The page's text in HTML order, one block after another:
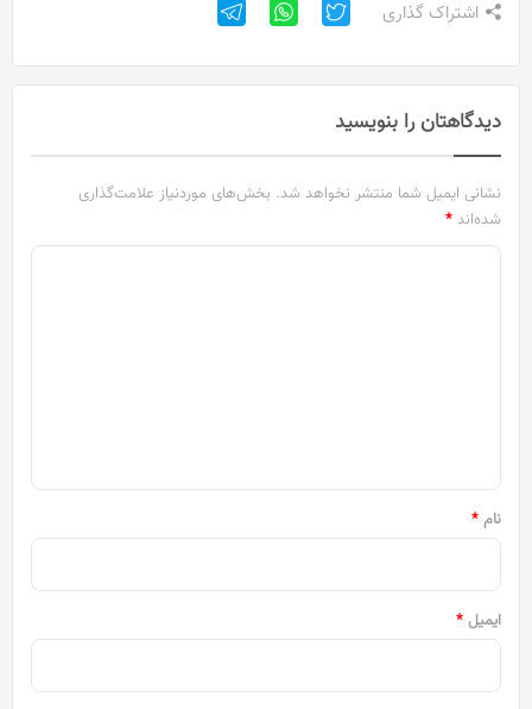
اشتراک گذاری
دیدگاهتان را بنویسید
نشانی ایمیل شما منتشر نخواهد شد. بخش‌های موردنیاز علامت‌گذاری
شده‌اند *
نام *
ایمیل *